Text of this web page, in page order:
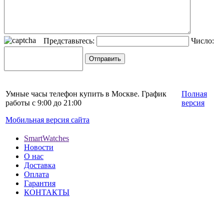
Представьтесь: Число:
Умные часы телефон купить в Москве. График
работы с 9:00 до 21:00
Мобильная версия сайта
Полная
версия
SmartWatches
Новости
О нас
Доставка
Оплата
Гарантия
КОНТАКТЫ